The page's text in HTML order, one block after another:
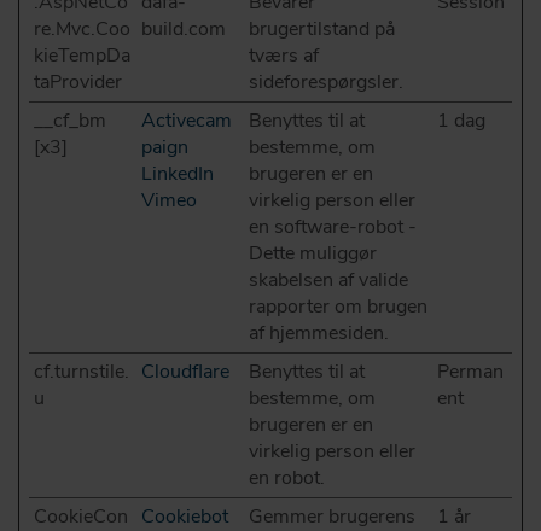
re.Mvc.Coo
kieTempDa
taProvider
build.com
brugertilstand på
tværs af
sideforespørgsler.
__cf_bm
[x3]
Activecam
paign
LinkedIn
Vimeo
Benyttes til at
bestemme, om
brugeren er en
virkelig person eller
en software-robot -
Dette muliggør
skabelsen af valide
rapporter om brugen
af hjemmesiden.
1 dag
cf.turnstile.
u
Cloudflare
Benyttes til at
bestemme, om
brugeren er en
virkelig person eller
en robot.
Perman
ent
CookieCon Cookiebot
Gemmer brugerens
1 år